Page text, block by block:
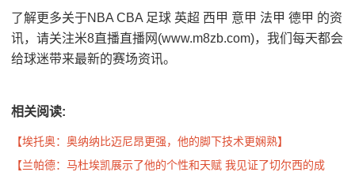
了解更多关于NBA CBA 足球 英超 西甲 意甲 法甲 德甲 的资
讯，请关注米8直播直播网(www.m8zb.com)，我们每天都会
给球迷带来最新的赛场资讯。
相关阅读:
【埃托奥：奥纳纳比迈尼昂更强，他的脚下技术更娴熟】
【兰帕德：马杜埃凯展示了他的个性和天赋 我见证了切尔西的成